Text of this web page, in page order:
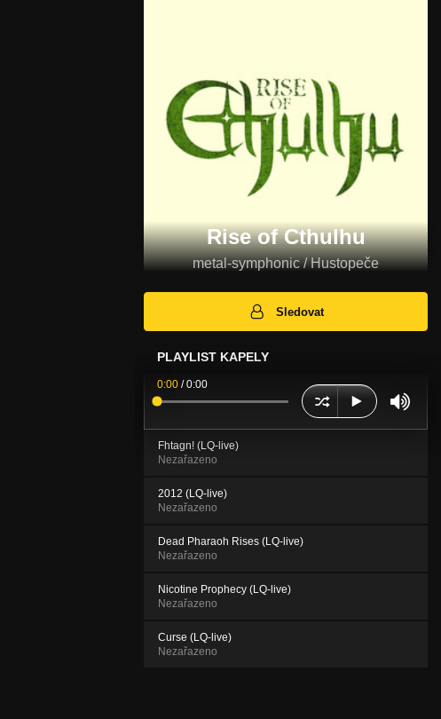
Rise of Cthulhu
metal-symphonic / Hustopeče
Sledovat
PLAYLIST KAPELY
0:00 /0:00
Fhtagn! (LQ-live)
Nezařazeno
2012 (LQ-live)
Nezařazeno
Dead Pharaoh Rises (LQ-live)
Nezařazeno
Nicotine Prophecy (LQ-live)
Nezařazeno
Curse (LQ-live)
Nezařazeno